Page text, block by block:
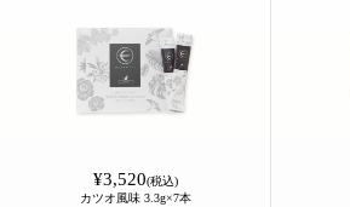
¥3,520(税込)
カツオ風味 3.3g×7本